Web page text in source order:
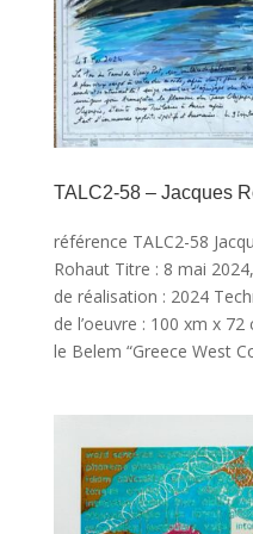
TALC2-58 – Jacques
référence TALC2-58
Rohaut Titre : 8 mai
de réalisation : 2024
de l’oeuvre : 100 xm x
le Belem “Greece West